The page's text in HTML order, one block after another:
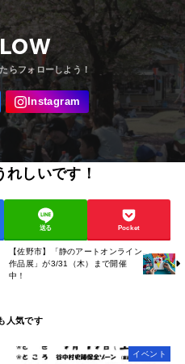
しいです！
送る Pocket
【佐野市】「静のアートオンライン
作品展」が3/31（木）まで開催
中！
イベント